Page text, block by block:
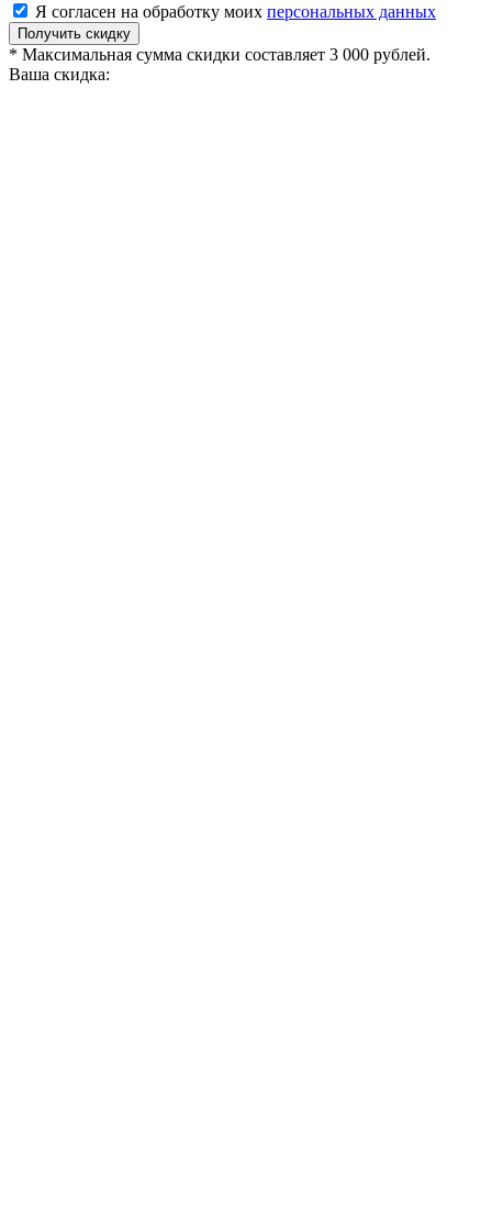
Я согласен на обработку моих персональных данных
Получить скидку
* Максимальная сумма скидки составляет 3 000 рублей.
Ваша скидка: